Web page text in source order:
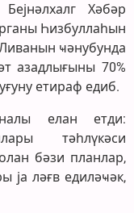
Хәбәр
Һизбуллаһын
ҹәнубунда
азадлығыны 70%
етираф едиб.
елан етди:
тәһлүкәси
бәзи планлар,
ја ләғв едиләҹәк,